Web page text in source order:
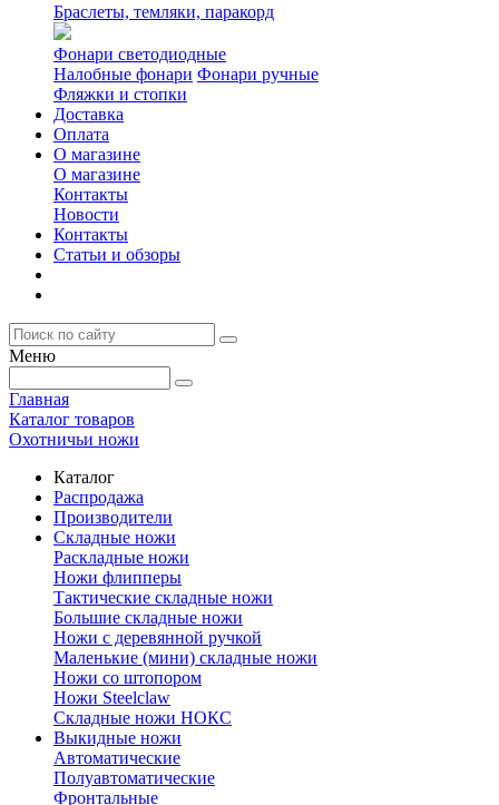
Браслеты, темляки, паракорд
Фонари светодиодные
Налобные фонари Фонари ручные
Фляжки и стопки
Доставка
Оплата
О магазине
О магазине
Контакты
Новости
Контакты
Статьи и обзоры
Меню
Главная
Каталог товаров
Охотничьи ножи
Каталог
Распродажа
Производители
Складные ножи
Раскладные ножи
Ножи флипперы
Тактические складные ножи
Большие складные ножи
Ножи с деревянной ручкой
Маленькие (мини) складные ножи
Ножи со штопором
Ножи Steelclaw
Складные ножи НОКС
Выкидные ножи
Автоматические
Полуавтоматические
Фронтальные